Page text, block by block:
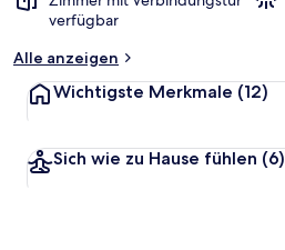
verfügbar
Alle anzeigen
Wichtigste Merkmale (12)
Sich wie zu Hause fühlen (6)